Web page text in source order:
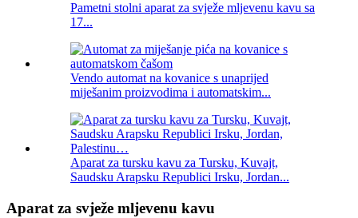
Pametni stolni aparat za svježe mljevenu kavu sa
17...
Vendo automat na kovanice s unaprijed
miješanim proizvodima i automatskim...
Aparat za tursku kavu za Tursku, Kuvajt,
Saudsku Arapsku Republici Irsku, Jordan...
Aparat za svježe mljevenu kavu